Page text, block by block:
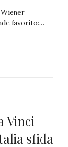
favorito:…
Vinci
sfida